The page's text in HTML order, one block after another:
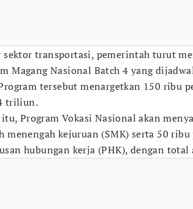
sektor transportasi, pemerintah turut
Magang Nasional Batch 4 yang
tersebut menargetkan 150 ribu
triliun.
Program Vokasi Nasional akan
menengah kejuruan (SMK) serta 50
hubungan kerja (PHK), dengan